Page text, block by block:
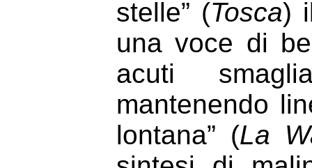
stelle” (Tosca)
una voce di
acuti
mantenendo
lontana” (La